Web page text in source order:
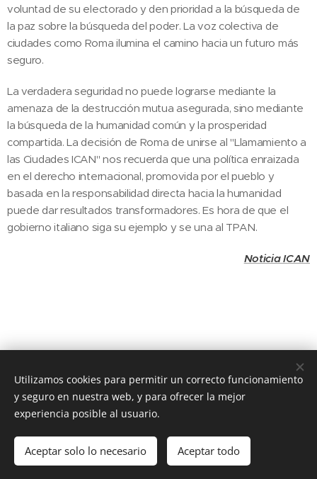
voluntad de su electorado y den prioridad a la búsqueda de
la paz sobre la búsqueda del poder. La voz colectiva de
ciudades como Roma ilumina el camino hacia un futuro más
seguro.
La verdadera seguridad no puede lograrse mediante la
amenaza de la destrucción mutua asegurada, sino mediante
la búsqueda de la humanidad común y la prosperidad
compartida. La decisión de Roma de unirse al "Llamamiento a
las Ciudades ICAN" nos recuerda que una política enraizada
en el derecho internacional, promovida por el pueblo y
basada en la responsabilidad directa hacia la humanidad
puede dar resultados transformadores. Es hora de que el
gobierno italiano siga su ejemplo y se una al TPAN.
Noticia ICAN
© 2020 JUSTICIA Y PAZ C/ Rafael de Riego 16, 3º dcha. Madrid,
28045
Cookies
Idiomas
Español
English
Utilizamos cookies para permitir un correcto funcionamiento
y seguro en nuestra web, y para ofrecer la mejor
experiencia posible al usuario.
Aceptar solo lo necesario Aceptar todo